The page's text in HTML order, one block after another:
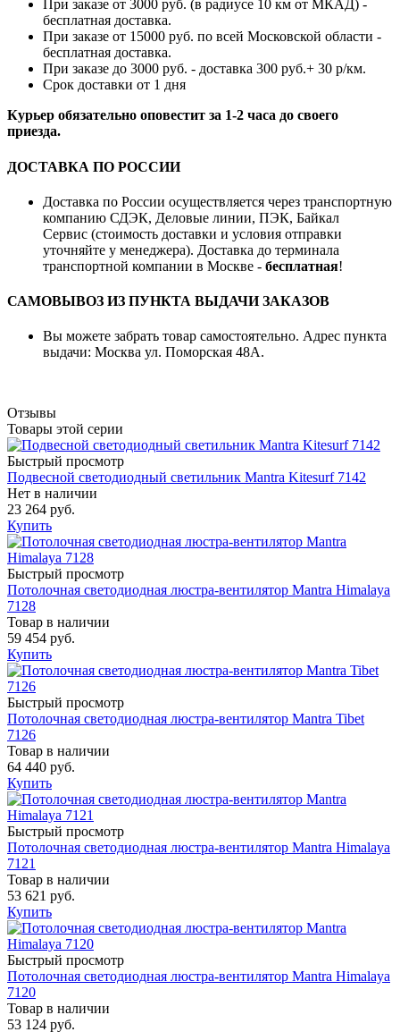
При заказе от 3000 руб. (в радиусе 10 км от МКАД) -
бесплатная доставка.
При заказе от 15000 руб. по всей Московской области -
бесплатная доставка.
При заказе до 3000 руб. - доставка 300 руб.+ 30 р/км.
Срок доставки от 1 дня
Курьер обязательно оповестит за 1-2 часа до своего
приезда.
ДОСТАВКА ПО РОССИИ
Доставка по России осуществляется через транспортную
компанию СДЭК, Деловые линии, ПЭК, Байкал
Сервис (стоимость доставки и условия отправки
уточняйте у менеджера). Доставка до терминала
транспортной компании в Москве - бесплатная!
САМОВЫВОЗ ИЗ ПУНКТА ВЫДАЧИ ЗАКАЗОВ
Вы можете забрать товар самостоятельно. Адрес пункта
выдачи: Москва ул. Поморская 48А.
Отзывы
Товары этой серии
Быстрый просмотр
Подвесной светодиодный светильник Mantra Kitesurf 7142
Нет в наличии
23 264 руб.
Купить
Быстрый просмотр
Потолочная светодиодная люстра-вентилятор Mantra Himalaya
7128
Товар в наличии
59 454 руб.
Купить
Быстрый просмотр
Потолочная светодиодная люстра-вентилятор Mantra Tibet
7126
Товар в наличии
64 440 руб.
Купить
Быстрый просмотр
Потолочная светодиодная люстра-вентилятор Mantra Himalaya
7121
Товар в наличии
53 621 руб.
Купить
Быстрый просмотр
Потолочная светодиодная люстра-вентилятор Mantra Himalaya
7120
Товар в наличии
53 124 руб.